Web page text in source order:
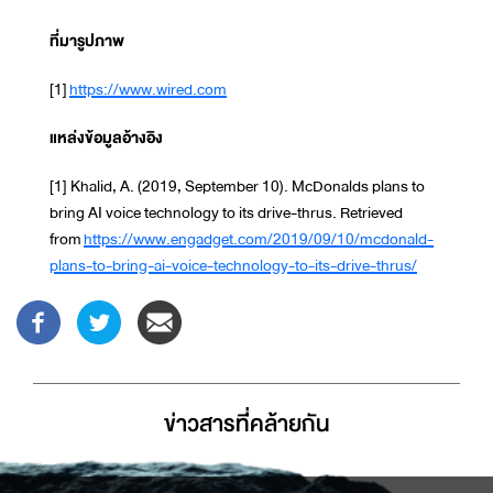
ที่มารูปภาพ
[1]https://www.wired.com
แหล่งข้อมูลอ้างอิง
[1] Khalid, A. (2019, September 10). McDonalds plans to
bring AI voice technology to its drive-thrus. Retrieved
fromhttps://www.engadget.com/2019/09/10/mcdonald-
plans-to-bring-ai-voice-technology-to-its-drive-thrus/
ข่าวสารที่่คล้ายกัน